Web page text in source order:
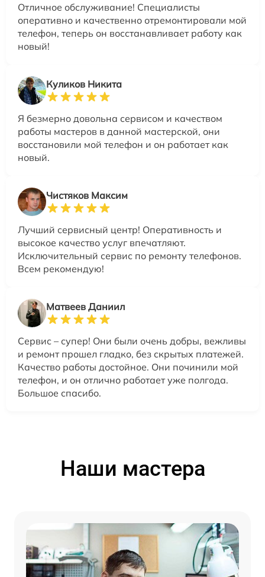
Отличное обслуживание! Специалисты
оперативно и качественно отремонтировали мой
телефон, теперь он восстанавливает работу как
новый!
Куликов Никита
Я безмерно довольна сервисом и качеством
работы мастеров в данной мастерской, они
восстановили мой телефон и он работает как
новый.
Чистяков Максим
Лучший сервисный центр! Оперативность и
высокое качество услуг впечатляют.
Исключительный сервис по ремонту телефонов.
Всем рекомендую!
Матвеев Даниил
Сервис – супер! Они были очень добры, вежливы
и ремонт прошел гладко, без скрытых платежей.
Качество работы достойное. Они починили мой
телефон, и он отлично работает уже полгода.
Большое спасибо.
Наши мастера